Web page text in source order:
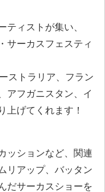
ティストが集い、
サーカスフェスティ
ストラリア、フラン
アフガニスタン、イ
上げてくれます！
ッションなど、関連
リアップ、バッタン
だサーカスショーを